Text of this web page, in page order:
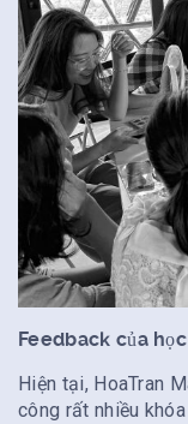
Feedback của
Hiện tại, HoaTran
công rất nhiều